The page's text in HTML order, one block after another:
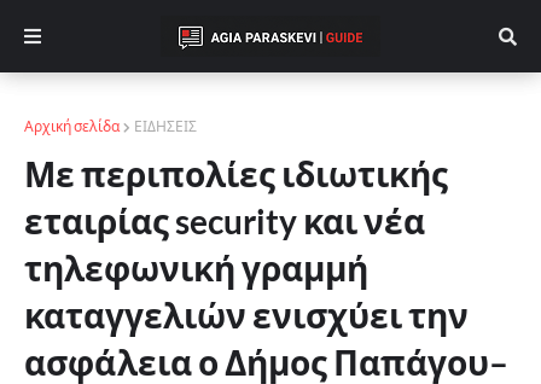
Αρχική σελίδα ΕΙΔΗΣΕΙΣ
Με περιπολίες ιδιωτικής
εταιρίας security και νέα
τηλεφωνική γραμμή
καταγγελιών ενισχύει την
ασφάλεια ο Δήμος Παπάγου–